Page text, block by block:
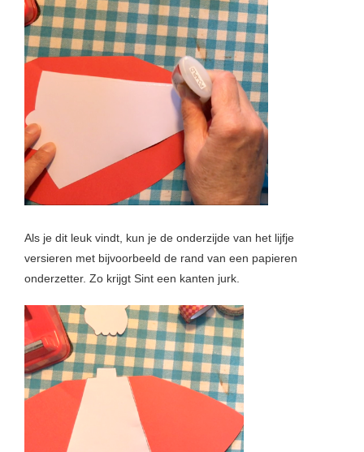
Als je dit leuk vindt, kun je de onderzijde van het lijfje
versieren met bijvoorbeeld de rand van een papieren
onderzetter. Zo krijgt Sint een kanten jurk.